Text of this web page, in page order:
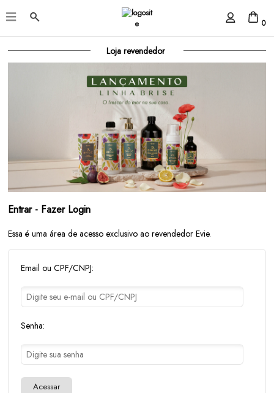
0
Loja revendedor
Entrar - Fazer Login
Essa é uma área de acesso exclusivo ao revendedor Evie.
Email ou CPF/CNPJ:
Senha:
Acessar